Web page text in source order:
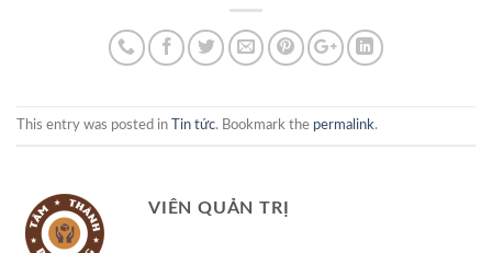
This entry was posted in Tin tức. Bookmark the permalink.
VIÊN QUẢN TRỊ